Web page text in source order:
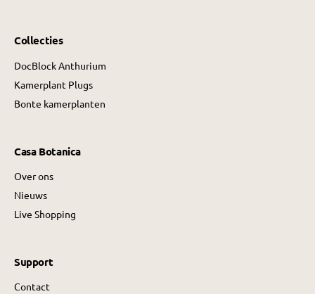
Collecties
DocBlock Anthurium
Kamerplant Plugs
Bonte kamerplanten
Casa Botanica
Over ons
Nieuws
Live Shopping
Support
Contact